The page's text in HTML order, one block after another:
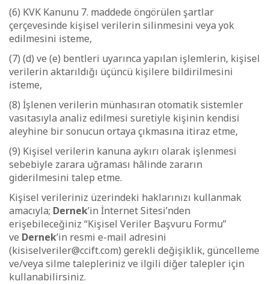
(6) KVK Kanunu 7. maddede öngörülen şartlar
çerçevesinde kişisel verilerin silinmesini veya yok
edilmesini isteme,
(7) (d) ve (e) bentleri uyarınca yapılan işlemlerin, kişisel
verilerin aktarıldığı üçüncü kişilere bildirilmesini
isteme,
(8) İşlenen verilerin münhasıran otomatik sistemler
vasıtasıyla analiz edilmesi suretiyle kişinin kendisi
aleyhine bir sonucun ortaya çıkmasına itiraz etme,
(9) Kişisel verilerin kanuna aykırı olarak işlenmesi
sebebiyle zarara uğraması hâlinde zararın
giderilmesini talep etme.
Kişisel verileriniz üzerindeki haklarınızı kullanmak
amacıyla; Dernek’in İnternet Sitesi’nden
erişebileceğiniz “Kişisel Veriler Başvuru Formu”
ve Dernek’in resmi e-mail adresini
(kisiselveriler@ccift.com) gerekli değişiklik, güncelleme
ve/veya silme talepleriniz ve ilgili diğer talepler için
kullanabilirsiniz.